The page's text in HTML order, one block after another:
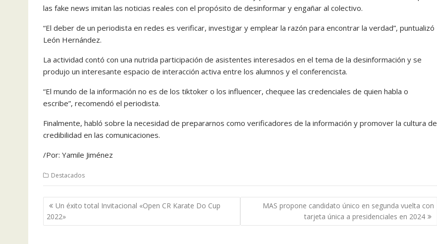
las fake news imitan las noticias reales con el propósito de desinformar y engañar al colectivo.
“El deber de un periodista en redes es verificar, investigar y emplear la razón para encontrar la verdad”, puntualizó
León Hernández.
La actividad contó con una nutrida participación de asistentes interesados en el tema de la desinformación y se
produjo un interesante espacio de interacción activa entre los alumnos y el conferencista.
“El mundo de la información no es de los tiktoker o los influencer, chequee las credenciales de quien habla o
escribe”, recomendó el periodista.
Finalmente, habló sobre la necesidad de prepararnos como verificadores de la información y promover la cultura de
credibilidad en las comunicaciones.
/Por: Yamile Jiménez
Destacados
Navegación
de
entradas
Un éxito total Invitacional «Open CR Karate Do Cup
2022»
MAS propone candidato único en segunda vuelta con
tarjeta única a presidenciales en 2024